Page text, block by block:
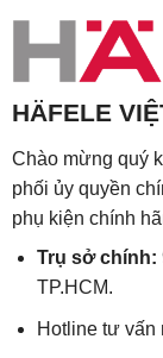
HÄFELE
Chào mừng quý
phối ủy quyền
phụ kiện chính
Trụ sở chính:
TP.HCM.
Hotline tư vấn